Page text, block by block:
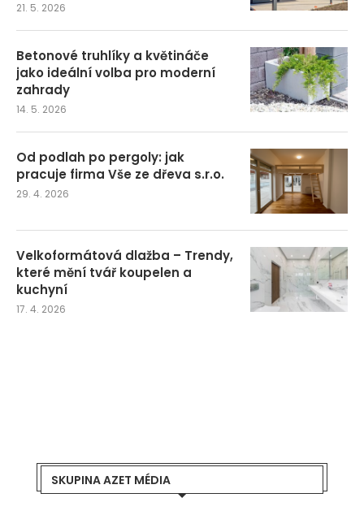
21. 5. 2026
Betonové truhlíky a květináče
jako ideální volba pro moderní
zahrady
14. 5. 2026
Od podlah po pergoly: jak
pracuje firma Vše ze dřeva s.r.o.
29. 4. 2026
Velkoformátová dlažba – Trendy,
které mění tvář koupelen a
kuchyní
17. 4. 2026
SKUPINA AZET MÉDIA